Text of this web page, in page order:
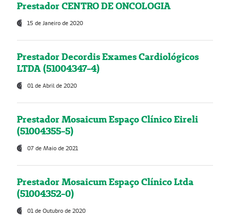
Prestador CENTRO DE ONCOLOGIA
15 de Janeiro de 2020
Prestador Decordis Exames Cardiológicos
LTDA (51004347-4)
01 de Abril de 2020
Prestador Mosaicum Espaço Clínico Eireli
(51004355-5)
07 de Maio de 2021
Prestador Mosaicum Espaço Clínico Ltda
(51004352-0)
01 de Outubro de 2020